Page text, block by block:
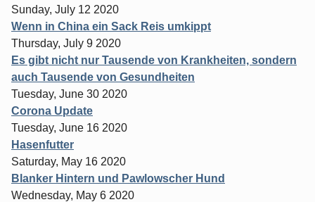
Sunday, July 12 2020
Wenn in China ein Sack Reis umkippt
Thursday, July 9 2020
Es gibt nicht nur Tausende von Krankheiten, sondern
auch Tausende von Gesundheiten
Tuesday, June 30 2020
Corona Update
Tuesday, June 16 2020
Hasenfutter
Saturday, May 16 2020
Blanker Hintern und Pawlowscher Hund
Wednesday, May 6 2020